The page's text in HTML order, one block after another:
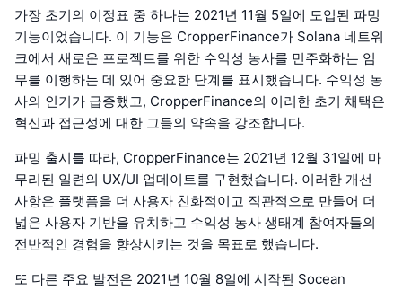
가장 초기의 이정표 중 하나는 2021년 11월 5일에 도입된 파밍
기능이었습니다. 이 기능은 CropperFinance가 Solana 네트워
크에서 새로운 프로젝트를 위한 수익성 농사를 민주화하는 임
무를 이행하는 데 있어 중요한 단계를 표시했습니다. 수익성 농
사의 인기가 급증했고, CropperFinance의 이러한 초기 채택은
혁신과 접근성에 대한 그들의 약속을 강조합니다.
파밍 출시를 따라, CropperFinance는 2021년 12월 31일에 마
무리된 일련의 UX/UI 업데이트를 구현했습니다. 이러한 개선
사항은 플랫폼을 더 사용자 친화적이고 직관적으로 만들어 더
넓은 사용자 기반을 유치하고 수익성 농사 생태계 참여자들의
전반적인 경험을 향상시키는 것을 목표로 했습니다.
또 다른 주요 발전은 2021년 10월 8일에 시작된 Socean